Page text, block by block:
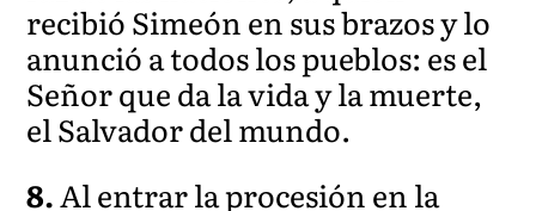
recibió Simeón en sus brazos y lo
anunció a todos los pueblos: es el
Señor que da la vida y la muerte,
el Salvador del mundo.
8.Al entrar la procesión en la